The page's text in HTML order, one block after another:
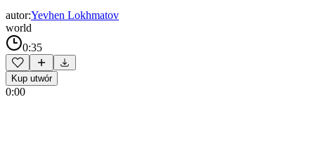
autor:Yevhen Lokhmatov
world
0:35
Kup utwór
0:00